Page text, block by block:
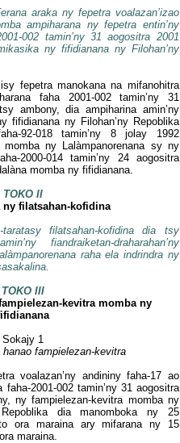
araka ny fepetra voalazan’izao
ampiharana ny fepetra entin’ny
002 tamin’ny 31 aogositra 2001
ny fifidianana ny Filohan’ny
fepetra manokana na mifanohitra
faha 2001-002 tamin’ny 31
ambony, dia ampiharina amin’ny
fifidianana ny Filohan’ny Repoblika
92-018 tamin’ny 8 jolay 1992
ny Lalàmpanorenana sy ny
2000-014 tamin’ny 24 aogositra
momba ny fifidianana.
TOKO II
ny filatsahan-kofidina
filatsahan-kofidina dia tsy
fiandraiketan-draharahan’ny
raha ela indrindra ny
TOKO III
kevitra momba ny
Sokajy 1
hanao fampielezan-kevitra
voalazan’ny andininy faha-17 ao
faha-2001-002 tamin’ny 31 aogositra
ny fampielezan-kevitra momba ny
dia manomboka ny 25
ora maraina ary mifarana ny 15
maraina.